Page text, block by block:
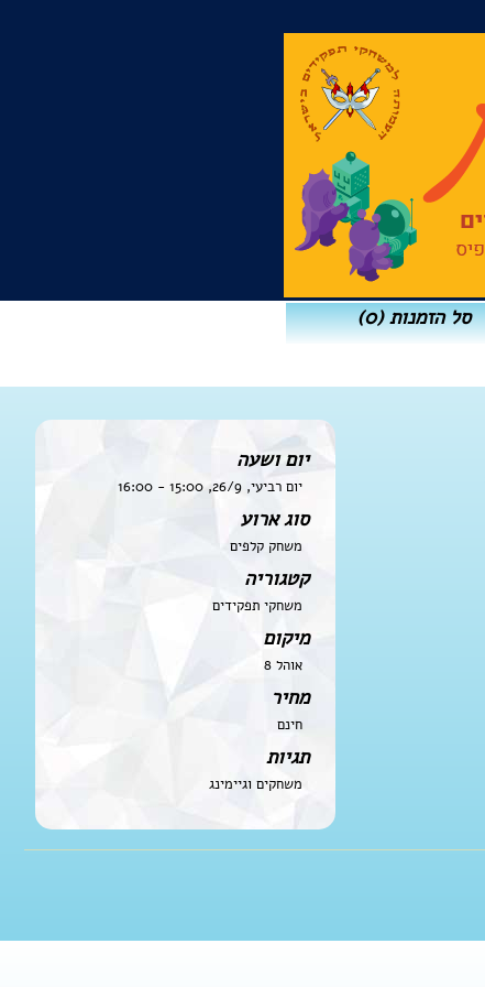
סל הזמנות(0)
יום ושעה
יום רביעי, 26/9, 15:00 - 16:00
סוג ארוע
משחק קלפים
קטגוריה
משחקי תפקידים
מיקום
אוהל 8
מחיר
חינם
תגיות
משחקים וגיימינג